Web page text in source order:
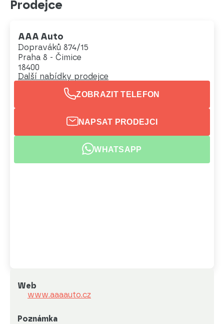
Prodejce
AAA Auto
Dopraváků 874/15
Praha 8 - Čimice
18400
Další nabídky prodejce
ZOBRAZIT TELEFON
NAPSAT PRODEJCI
WHATSAPP
Web
www.aaaauto.cz
Poznámka